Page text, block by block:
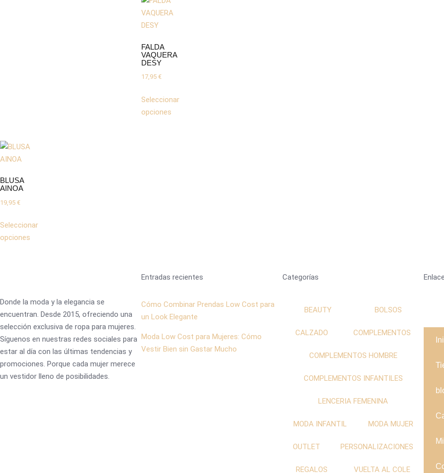
FALDA
VAQUERA
DESY
17,95 €
Seleccionar
opciones
BLUSA
AINOA
19,95 €
Seleccionar
opciones
Donde la moda y la elegancia se
encuentran. Desde 2015, ofreciendo una
selección exclusiva de ropa para mujeres.
Síguenos en nuestras redes sociales para
estar al día con las últimas tendencias y
promociones. Porque cada mujer merece
un vestidor lleno de posibilidades.
Entradas recientes
Cómo Combinar Prendas Low Cost para
un Look Elegante
Moda Low Cost para Mujeres: Cómo
Vestir Bien sin Gastar Mucho
Categorías
BEAUTY BOLSOS
CALZADO COMPLEMENTOS
COMPLEMENTOS HOMBRE
COMPLEMENTOS INFANTILES
LENCERIA FEMENINA
MODA INFANTIL MODA MUJER
OUTLET PERSONALIZACIONES
REGALOS VUELTA AL COLE